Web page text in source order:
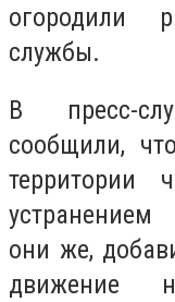
огородили
службы.
В пресс-
сообщили,
территории
устранением
они же,
движение